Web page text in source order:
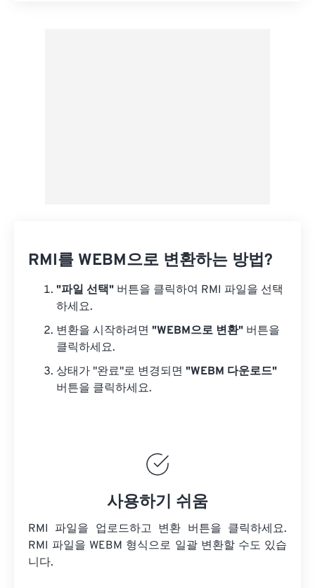
RMI를 WEBM으로 변환하는 방법?
"파일 선택" 버튼을 클릭하여 RMI 파일을 선택
하세요.
변환을 시작하려면 "WEBM으로 변환" 버튼을
클릭하세요.
상태가 "완료"로 변경되면 "WEBM 다운로드"
버튼을 클릭하세요.
사용하기 쉬움
RMI 파일을 업로드하고 변환 버튼을 클릭하세요.
RMI 파일을 WEBM 형식으로 일괄 변환할 수도 있습
니다.